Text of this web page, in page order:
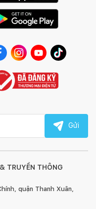
TRUYỀN THÔNG
quận Thanh Xuân,
Gửi